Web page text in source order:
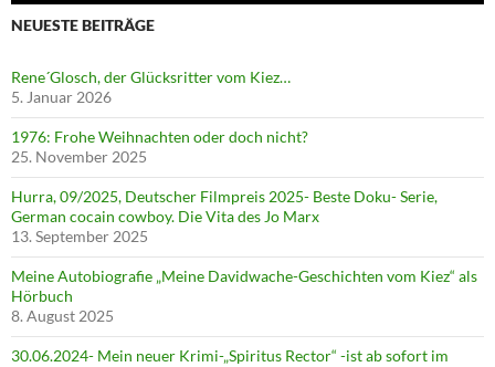
NEUESTE BEITRÄGE
Rene´Glosch, der Glücksritter vom Kiez…
5. Januar 2026
1976: Frohe Weihnachten oder doch nicht?
25. November 2025
Hurra, 09/2025, Deutscher Filmpreis 2025- Beste Doku- Serie,
German cocain cowboy. Die Vita des Jo Marx
13. September 2025
Meine Autobiografie „Meine Davidwache-Geschichten vom Kiez“ als
Hörbuch
8. August 2025
30.06.2024- Mein neuer Krimi-„Spiritus Rector“ -ist ab sofort im